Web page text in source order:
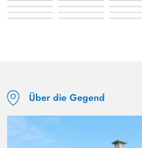
Über die Gegend